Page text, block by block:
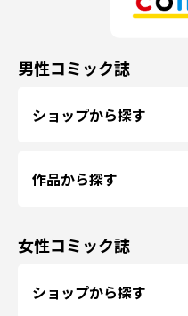
男性コミック誌
ショップから探す
作品から探す
女性コミック誌
ショップから探す